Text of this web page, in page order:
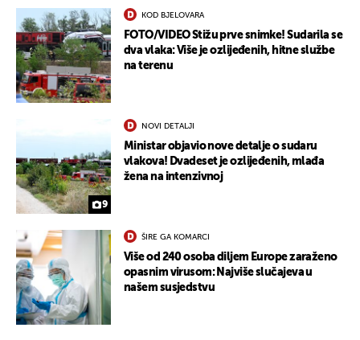
KOD BJELOVARA
FOTO/VIDEO Stižu prve snimke! Sudarila se
dva vlaka: Više je ozlijeđenih, hitne službe
na terenu
9
NOVI DETALJI
Ministar objavio nove detalje o sudaru
vlakova! Dvadeset je ozlijeđenih, mlađa
žena na intenzivnoj
ŠIRE GA KOMARCI
Više od 240 osoba diljem Europe zaraženo
opasnim virusom: Najviše slučajeva u
našem susjedstvu